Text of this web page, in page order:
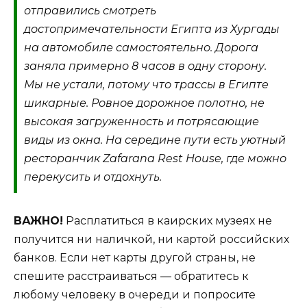
отправились смотреть
достопримечательности Египта из Хургады
на автомобиле самостоятельно. Дорога
заняла примерно 8 часов в одну сторону.
Мы не устали, потому что трассы в Египте
шикарные. Ровное дорожное полотно, не
высокая загруженность и потрясающие
виды из окна. На середине пути есть уютный
ресторанчик Zafarana Rest House, где можно
перекусить и отдохнуть.
ВАЖНО! Расплатиться в каирских музеях не
получится ни наличкой, ни картой российских
банков. Если нет карты другой страны, не
спешите расстраиваться — обратитесь к
любому человеку в очереди и попросите